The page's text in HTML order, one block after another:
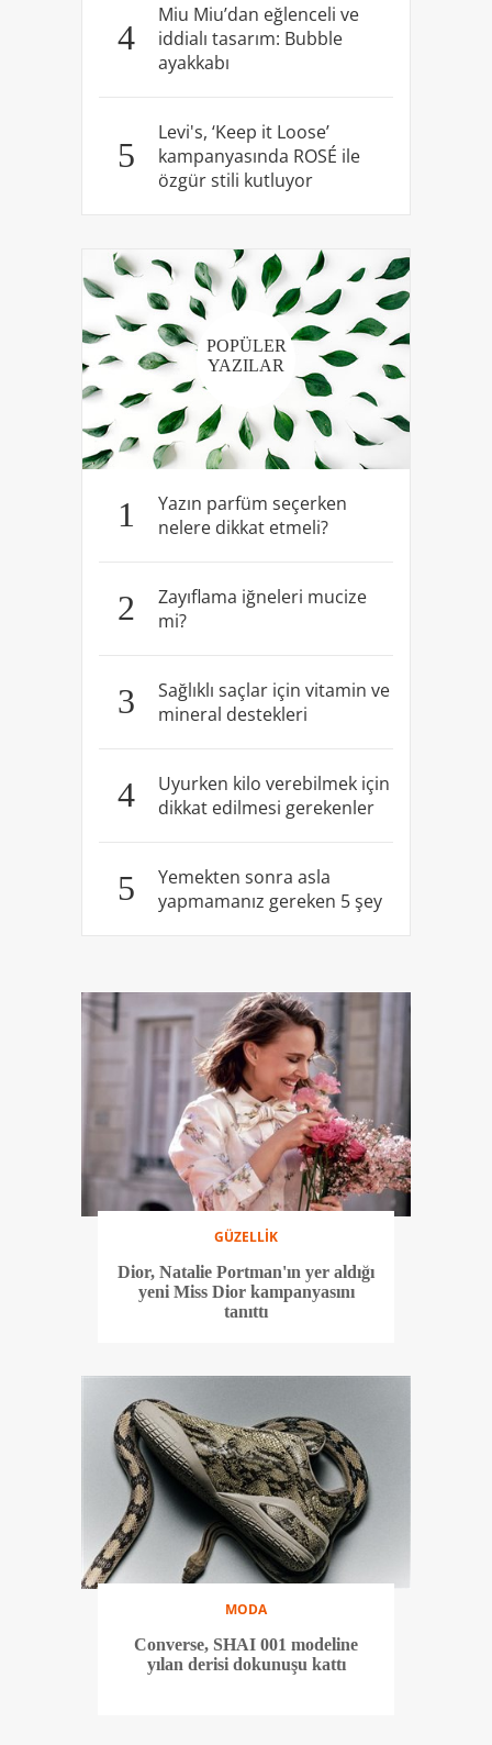
4
Miu Miu’dan eğlenceli ve
iddialı tasarım: Bubble
ayakkabı
5
Levi's, ‘Keep it Loose’
kampanyasında ROSÉ ile
özgür stili kutluyor
POPÜLER
YAZILAR
1
Yazın parfüm seçerken
nelere dikkat etmeli?
2
Zayıflama iğneleri mucize
mi?
3
Sağlıklı saçlar için vitamin ve
mineral destekleri
4
Uyurken kilo verebilmek için
dikkat edilmesi gerekenler
5
Yemekten sonra asla
yapmamanız gereken 5 şey
GÜZELLİK
Dior, Natalie Portman'ın yer aldığı
yeni Miss Dior kampanyasını
tanıttı
MODA
Converse, SHAI 001 modeline
yılan derisi dokunuşu kattı